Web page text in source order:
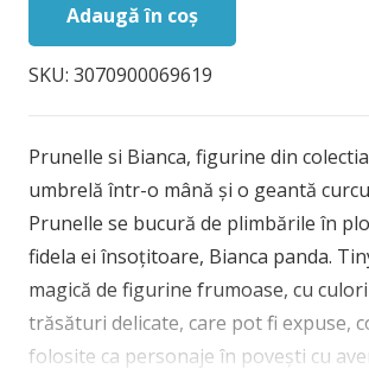
Bianca,
Djeco
Adaugă în coș
SKU: 3070900069619
Prunelle si Bianca, figurine din
umbrelă într-o mână și o geantă
Prunelle se bucură de plimbările în
fidela ei însoțitoare, Bianca panda.
magică de figurine frumoase, cu
trăsături delicate, care pot fi expuse,
folosite ca personaje în povești cu